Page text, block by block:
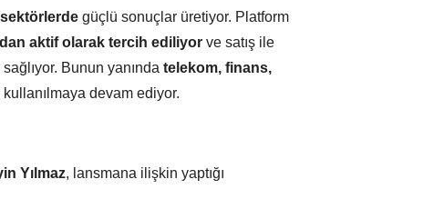
güçlü sonuçlar üretiyor. Platform
aktif olarak tercih ediliyor ve satış ile
Bunun yanında telekom, finans,
devam ediyor.
Yılmaz, lansmana ilişkin yaptığı